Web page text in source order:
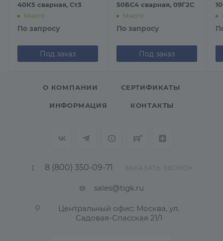
40К5 сварная, Ст3
Много
По запросу
Под заказ
50БС4 сварная, 09Г2С
Много
По запросу
Под заказ
О КОМПАНИИ СЕРТИФИКАТЫ
ИНФОРМАЦИЯ КОНТАКТЫ
8 (800) 350-09-71 ЗАКАЗАТЬ ЗВОНОК
sales@tigk.ru
Центральный офис: Москва, ул.
Садовая-Спасская 21/1